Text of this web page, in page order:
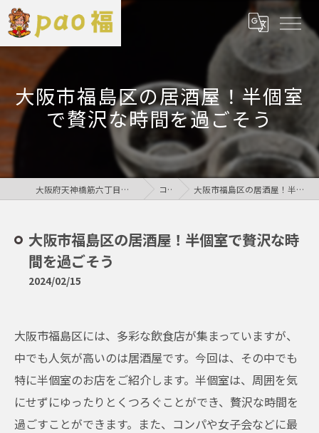
大阪市福島区の居酒屋！半個室
で贅沢な時間を過ごそう
大阪府天神橋筋六丁目の居酒屋なら鶏居酒屋pao福 コラム 大阪市福島区の居酒屋！半個室で贅沢な時間を過ごそう
大阪市福島区の居酒屋！半個室で贅沢な時
間を過ごそう
2024/02/15
大阪市福島区には、多彩な飲食店が集まっていますが、
中でも人気が高いのは居酒屋です。今回は、その中でも
特に半個室のお店をご紹介します。半個室は、周囲を気
にせずにゆったりとくつろぐことができ、贅沢な時間を
過ごすことができます。また、コンパや女子会などに最